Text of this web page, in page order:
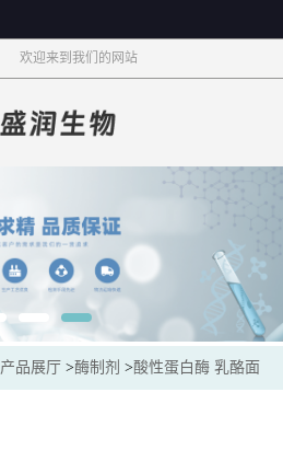
欢迎来到我们的网站
产品展厅 >酶制剂 >酸性蛋白酶 乳酪面